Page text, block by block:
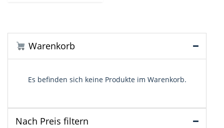
Warenkorb
Es befinden sich keine Produkte im Warenkorb.
Nach Preis filtern